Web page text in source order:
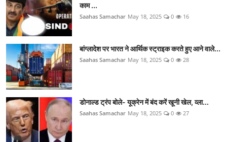
काम ...
Saahas Samachar May 18, 2025 0 16
बांग्लादेश पर भारत ने आर्थिक स्ट्राइक करते हुए आने वाले...
Saahas Samachar May 18, 2025 0 28
डोनाल्ड ट्रंप बोले- यूक्रेन में बंद करें खूनी खेल, व्ला...
Saahas Samachar May 18, 2025 0 27